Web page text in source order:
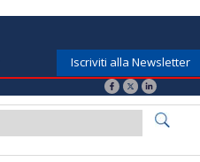
Iscriviti alla Newsletter